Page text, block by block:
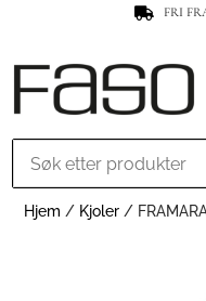
 FRI
Hjem / Kjoler /